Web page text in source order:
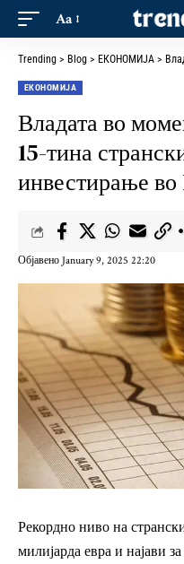
Aa
Trending > Blog > ЕКОНОМИЈА >
ЕКОНОМИЈА
Владата во
15-тина
инвестирање
Објавено January 9, 2025 22:20
Рекордно ниво на
милијарда евра и најави